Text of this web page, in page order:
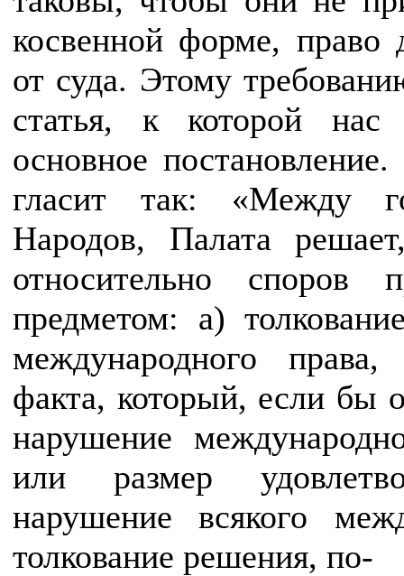
косвенной форме, право
от суда. Этому
статья, к которой
основное
гласит так: «Между
Народов, Палата
относительно споров
предметом: а)
международного права,
факта, который, если бы
нарушение
или размер
нарушение всякого
толкование решения, по-